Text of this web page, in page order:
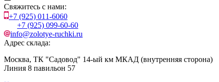
Свяжитесь с нами:
+7 (925) 011-6060
+7 (925) 099-60-60
info@zolotye-ruchki.ru
Адрес склада:
Москва, ТК "Садовод" 14-ый км МКАД (внутренняя сторона)
Линия 8 павильон 57